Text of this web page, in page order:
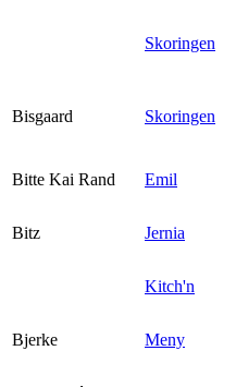
Skoringen
Bisgaard Skoringen
Bitte Kai Rand Emil
Bitz
Jernia
Kitch'n
Bjerke
Meny